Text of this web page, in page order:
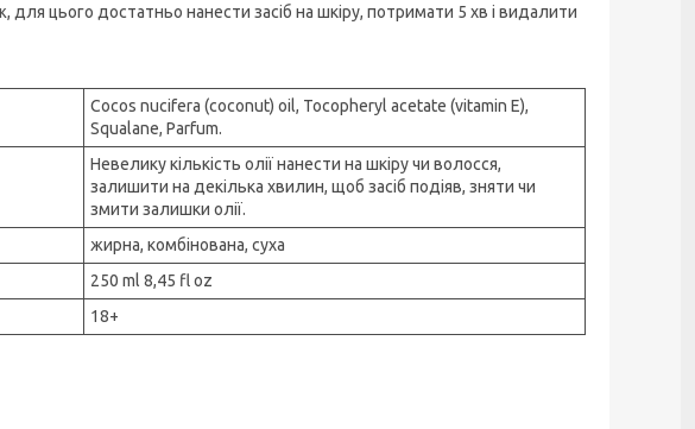
цього достатньо нанести засіб на шкіру, потримати 5 хв і видалити
Cocos nucifera (coconut) oil, Tocopheryl acetate (vitamin E),
Squalane, Parfum.
Невелику кількість олії нанести на шкіру чи волосся,
залишити на декілька хвилин, щоб засіб подіяв, зняти чи
змити залишки олії.
жирна, комбінована, суха
250 ml 8,45 fl oz
18+